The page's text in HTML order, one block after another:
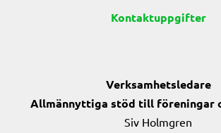
Kontaktuppgifter
Verksamhetsledare
Allmännyttiga stöd till föreningar
Siv Holmgren